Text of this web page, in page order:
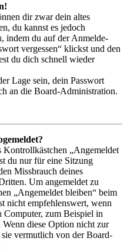
dir zwar dein altes
du kannst es jedoch
indem du auf der Anmelde-
vergessen“ klickst und den
du dich schnell wieder
Lage sein, dein Passwort
an die Board-Administration.
Kontrollkästchen „Angemeldet
du nur für eine Sitzung
Missbrauch deines
Um angemeldet zu
„Angemeldet bleiben“ beim
nicht empfehlenswert, wenn
zum Beispiel in
diese Option nicht zur
vermutlich von der Board-